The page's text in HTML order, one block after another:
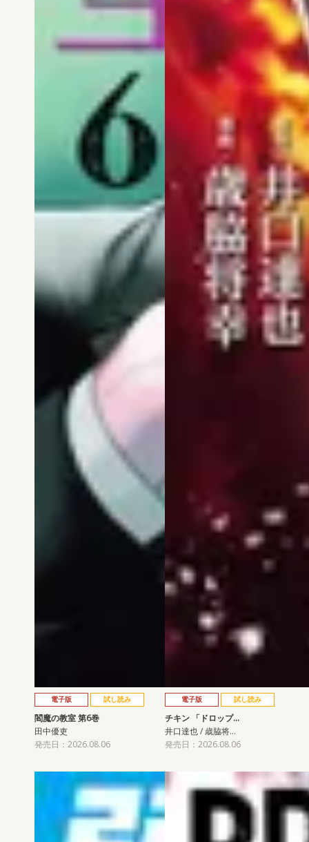
電子版 試し読み
閻魔の教室 第6巻
田中優吏
発売日：2026.08.06
電子版 試し読み
チキン 「ドロップ…
井口達也 / 歳脇将…
発売日：2026.08.06